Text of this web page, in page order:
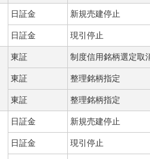
日証金 新規売建停止
日証金 現引停止
東証 制度信用銘柄選定取
東証 整理銘柄指定
東証 整理銘柄指定
日証金 新規売建停止
日証金 現引停止